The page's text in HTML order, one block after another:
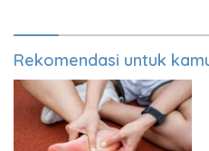
Rekomendasi untuk